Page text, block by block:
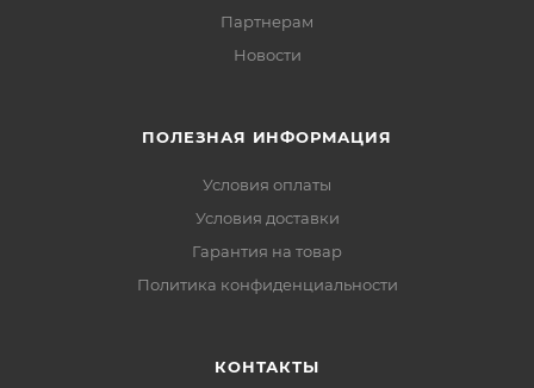
Партнерам
Новости
ПОЛЕЗНАЯ ИНФОРМАЦИЯ
Условия оплаты
Условия доставки
Гарантия на товар
Политика конфиденциальности
КОНТАКТЫ